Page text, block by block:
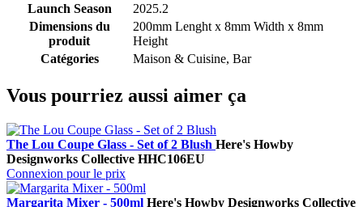
Launch Season
2025.2
Dimensions du
produit
200mm Lenght x 8mm Width x 8mm
Height
Catégories
Maison & Cuisine, Bar
Vous pourriez aussi aimer ça
The Lou Coupe Glass - Set of 2 Blush Here's Howby
Designworks Collective HHC106EU
Connexion pour le prix
Margarita Mixer - 500ml Here's Howby Designworks Collective